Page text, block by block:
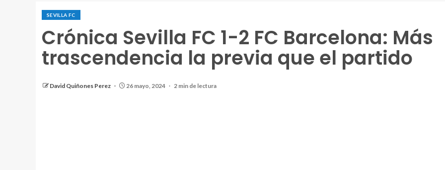
SEVILLA FC
Crónica Sevilla FC 1-2 FC Barcelona: Más
trascendencia la previa que el partido
David Quiñones Perez 26 mayo, 2024 2 min de lectura